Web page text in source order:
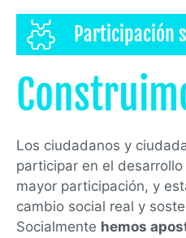
Participación
Los ciudadanos y
participar en el
mayor participación, y
cambio social real y
Socialmente hemos